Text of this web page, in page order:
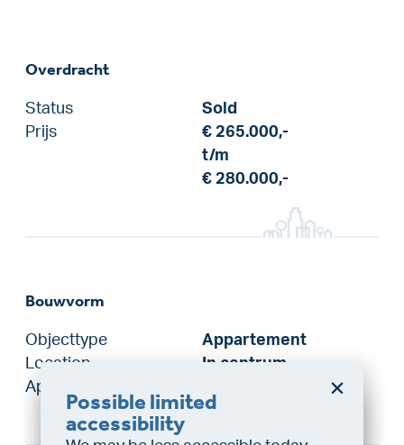
Overdracht
Status
Sold
Prijs
€ 265.000,-
t/m
€ 280.000,-
Bouwvorm
Objecttype
Appartement
Location
In centrum
Apartment quality
Do you want a better
Possible limited
accessibility